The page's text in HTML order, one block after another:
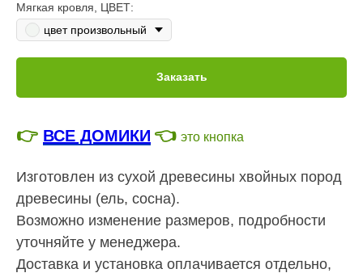
Мягкая кровля, ЦВЕТ:
цвет произвольный
Заказать
👉 ВСЕ ДОМИКИ 👈 это кнопка
Изготовлен из сухой древесины хвойных пород
древесины (ель, сосна).
Возможно изменение размеров, подробности
уточняйте у менеджера.
Доставка и установка оплачивается отдельно,